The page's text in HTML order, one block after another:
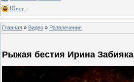
Юмор
Главная » Видео » Развлечения
Рыжая бестия Ирина Забияка